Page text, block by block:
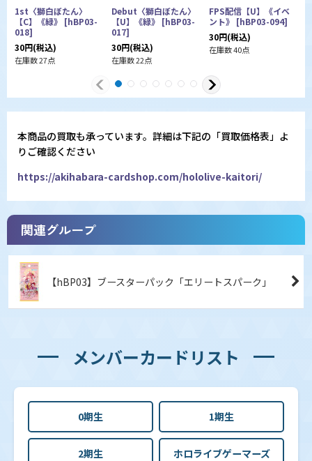
1st〈獅白ぼたん〉
【C】《緑》 [hBP03-
018]
30円(税込)
在庫数 27点
Debut〈獅白ぼたん〉
【U】《緑》 [hBP03-
017]
30円(税込)
在庫数 22点
FPS配信【U】《イベ
ント》 [hBP03-094]
30円(税込)
在庫数 40点
本商品の買取も承っています。詳細は下記の「買取価格表」よ
りご確認ください
https://akihabara-cardshop.com/hololive-kaitori/
関連グループ
【hBP03】ブースターパック「エリートスパーク」
メンバーカードリスト
0期生 1期生
2期生 ホロライブゲーマーズ